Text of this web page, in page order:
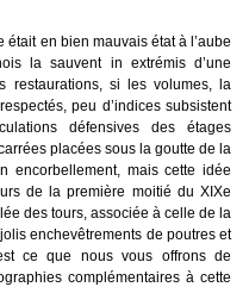
était en bien mauvais état à l’aube
la sauvent in extrémis d’une
restaurations, si les volumes, la
peu d’indices subsistent
défensives des étages
placées sous la goutte de la
encorbellement, mais cette idée
de la première moitié du XIXe
des tours, associée à celle de la
enchevêtrements de poutres et
ce que nous vous offrons de
complémentaires à cette